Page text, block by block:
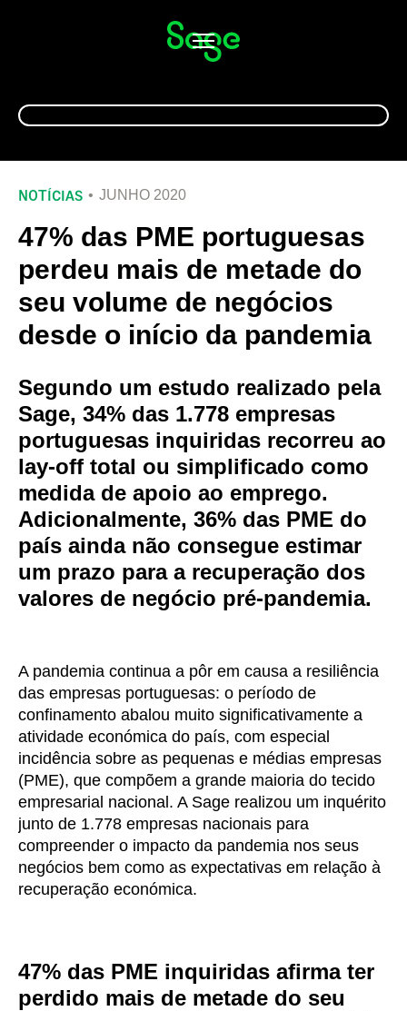
Alternar
navegação
NOTÍCIAS JUNHO 2020
47% das PME portuguesas
perdeu mais de metade do
seu volume de negócios
desde o início da pandemia
Segundo um estudo realizado pela
Sage, 34% das 1.778 empresas
portuguesas inquiridas recorreu ao
lay-off total ou simplificado como
medida de apoio ao emprego.
Adicionalmente, 36% das PME do
país ainda não consegue estimar
um prazo para a recuperação dos
valores de negócio pré-pandemia.
A pandemia continua a pôr em causa a resiliência
das empresas portuguesas: o período de
confinamento abalou muito significativamente a
atividade económica do país, com especial
incidência sobre as pequenas e médias empresas
(PME), que compõem a grande maioria do tecido
empresarial nacional. A Sage realizou um inquérito
junto de 1.778 empresas nacionais para
compreender o impacto da pandemia nos seus
negócios bem como as expectativas em relação à
recuperação económica.
47% das PME inquiridas afirma ter
perdido mais de metade do seu